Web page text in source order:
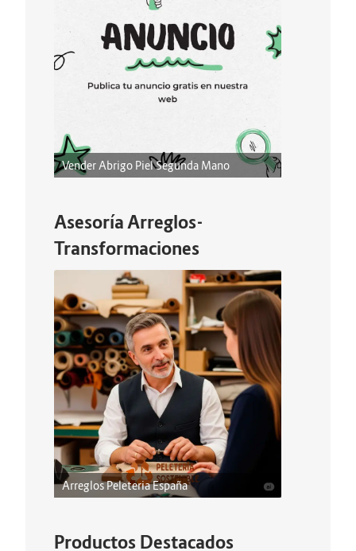
Vender Abrigo Piel Segunda Mano
Asesoría Arreglos-
Transformaciones
Arreglos Peleteria España
Productos Destacados